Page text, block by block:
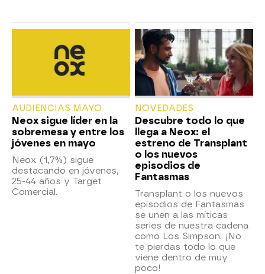
AUDIENCIAS MAYO
Neox sigue líder en la
sobremesa y entre los
jóvenes en mayo
Neox (1,7%) sigue
destacando en jóvenes,
25-44 años y Target
Comercial.
NOVEDADES
Descubre todo lo que
llega a Neox: el
estreno de Transplant
o los nuevos
episodios de
Fantasmas
Transplant o los nuevos
episodios de Fantasmas
se unen a las míticas
series de nuestra cadena
como Los Simpson. ¡No
te pierdas todo lo que
viene dentro de muy
poco!